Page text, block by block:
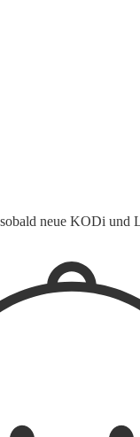
neue KODi und